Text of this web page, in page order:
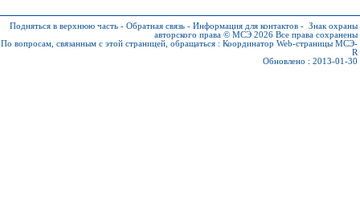
Подняться в верхнюю часть - Обратная связь - Информация для контактов - Знак охраны
авторского права © МСЭ 2026 Все права сохранены
По вопросам, связанным с этой страницей, обращаться : Координатор Web-страницы МСЭ-
R
Обновлено : 2013-01-30